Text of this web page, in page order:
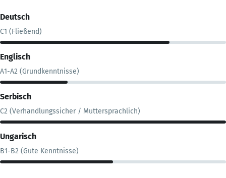
Deutsch
C1 (Fließend)
Englisch
A1-A2 (Grundkenntnisse)
Serbisch
C2 (Verhandlungssicher / Muttersprachlich)
Ungarisch
B1-B2 (Gute Kenntnisse)